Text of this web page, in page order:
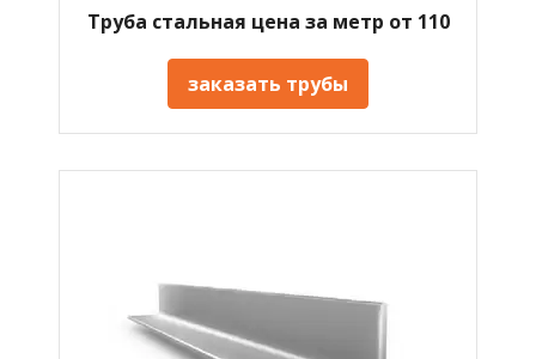
Труба стальная цена за метр от 110
заказать трубы